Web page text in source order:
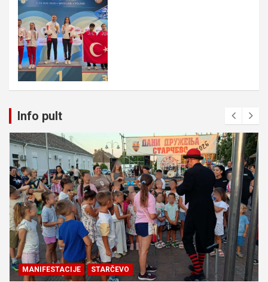
Info pult
MANIFESTACIJE STARČEVO